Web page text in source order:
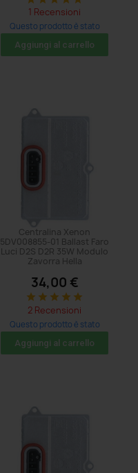
1 Recensioni
Questo prodotto è stato
acquistato: 23 volte
Aggiungi al carrello
Centralina Xenon
5DV008855-01 Ballast Faro
Luci D2S D2R 35W Modulo
Zavorra Hella
34,00 €
star star star star star
2 Recensioni
Questo prodotto è stato
acquistato: 5 volte
Aggiungi al carrello